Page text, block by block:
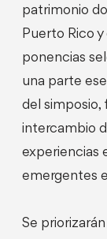
patrimonio
Puerto Rico y
ponencias
una parte
del simposio,
intercambio
experiencias
emergentes
Se